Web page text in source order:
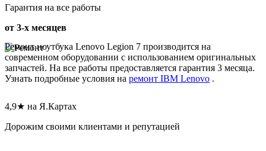
Гарантия на все работы
от 3-х месяцев
Ремонт ноутбука Lenovo Legion 7 производится на
современном оборудовании с использованием оригинальных
запчастей. На все работы предоставляется гарантия 3 месяца.
Узнать подробные условия на ремонт IBM Lenovo .
4,9★ на Я.Картах
Дорожим своими клиентами и репутацией